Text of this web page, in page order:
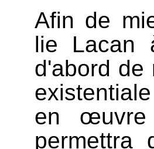
Afin de
lie Lacan
d'abord de
en
permettra